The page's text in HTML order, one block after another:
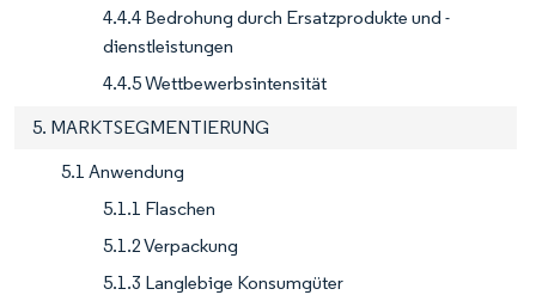
4.4.4 Bedrohung durch Ersatzprodukte und -
dienstleistungen
4.4.5 Wettbewerbsintensität
5. MARKTSEGMENTIERUNG
5.1 Anwendung
5.1.1 Flaschen
5.1.2 Verpackung
5.1.3 Langlebige Konsumgüter